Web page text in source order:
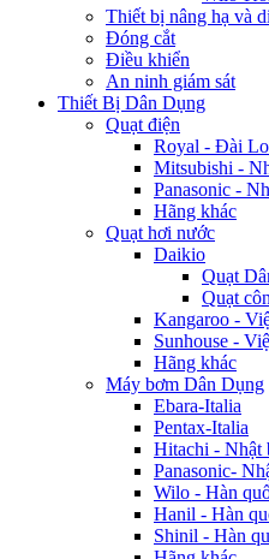
Thiết bị nâng hạ và
Đóng cắt
Điều khiển
An ninh giám sát
Thiết Bị Dân Dụng
Quạt điện
Royal - Đài
Mitsubishi -
Panasonic -
Hãng khác
Quạt hơi nước
Daikio
Quạt
Quạt
Kangaroo -
Sunhouse -
Hãng khác
Máy bơm Dân Dụng
Ebara-Italia
Pentax-Italia
Hitachi - Nhật
Panasonic-
Wilo - Hàn
Hanil - Hàn
Shinil - Hàn